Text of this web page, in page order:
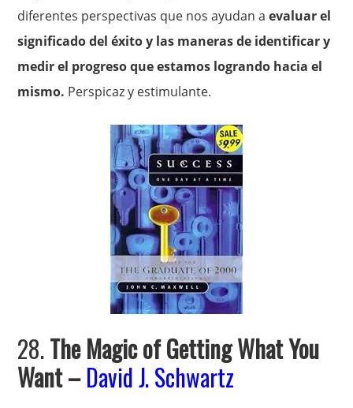
diferentes perspectivas que nos ayudan aevaluar el
significado del éxito y las maneras de identificar y
medir el progreso que estamos logrando hacia el
mismo. Perspicaz y estimulante.
28.The Magic of Getting What You
Want–David J. Schwartz